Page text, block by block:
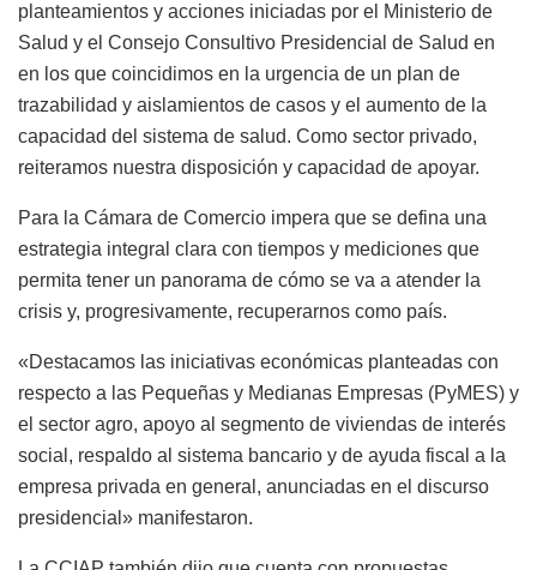
planteamientos y acciones iniciadas por el Ministerio de
Salud y el Consejo Consultivo Presidencial de Salud en
en los que coincidimos en la urgencia de un plan de
trazabilidad y aislamientos de casos y el aumento de la
capacidad del sistema de salud. Como sector privado,
reiteramos nuestra disposición y capacidad de apoyar.
Para la Cámara de Comercio impera que se defina una
estrategia integral clara con tiempos y mediciones que
permita tener un panorama de cómo se va a atender la
crisis y, progresivamente, recuperarnos como país.
«Destacamos las iniciativas económicas planteadas con
respecto a las Pequeñas y Medianas Empresas (PyMES) y
el sector agro, apoyo al segmento de viviendas de interés
social, respaldo al sistema bancario y de ayuda fiscal a la
empresa privada en general, anunciadas en el discurso
presidencial» manifestaron.